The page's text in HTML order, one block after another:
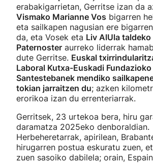
erabakigarrietan, Gerritse izan da
Vismako Marianne Vos bigarren
eta sailkapen nagusian ere
da, eta Vosek eta Liv AlUla
Paternoster aurreko liderrak
dute Gerritse. Euskal
Laboral Kutxa-Euskadi
Santestebanek mendiko
tokian jarraitzen du; azken
erorikoa izan du errenteriarrak.
Gerritsek, 23 urtekoa bera, hiru
daramatza 2025eko denboraldian.
Herbeheretarrak, apirilean,
hirugarren postua eskuratu zuen,
zuen sasoiko dabilela; orain,